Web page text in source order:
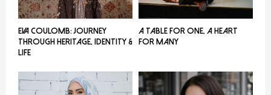
EVA COULOMB: JOURNEY
THROUGH HERITAGE, IDENTITY &
LIFE
A TABLE FOR ONE, A HEART
FOR MANY